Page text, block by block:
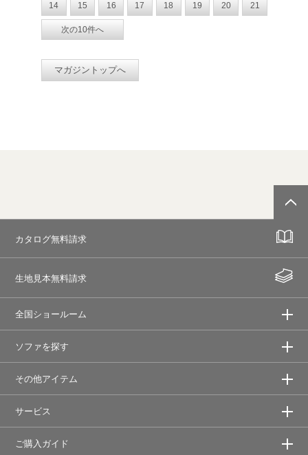
14 15 16 17 18 19 20 21
次の10件へ
マガジントップへ
カタログ無料請求
生地見本無料請求
全国ショールーム
ソファを探す
その他アイテム
サービス
ご購入ガイド